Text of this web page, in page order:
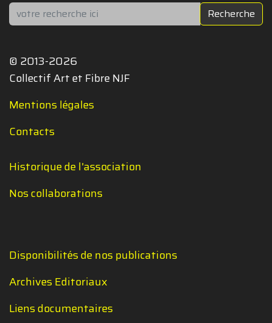
Rechercher Recherche
© 2013-2026
Collectif Art et Fibre NJF
Mentions légales
Contacts
Historique de l'association
Nos collaborations
Disponibilités de nos publications
Archives Editoriaux
Liens documentaires